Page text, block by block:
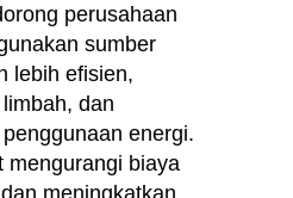
perusahaan
sumber
lebih efisien,
dan
energi.
mengurangi biaya
meningkatkan